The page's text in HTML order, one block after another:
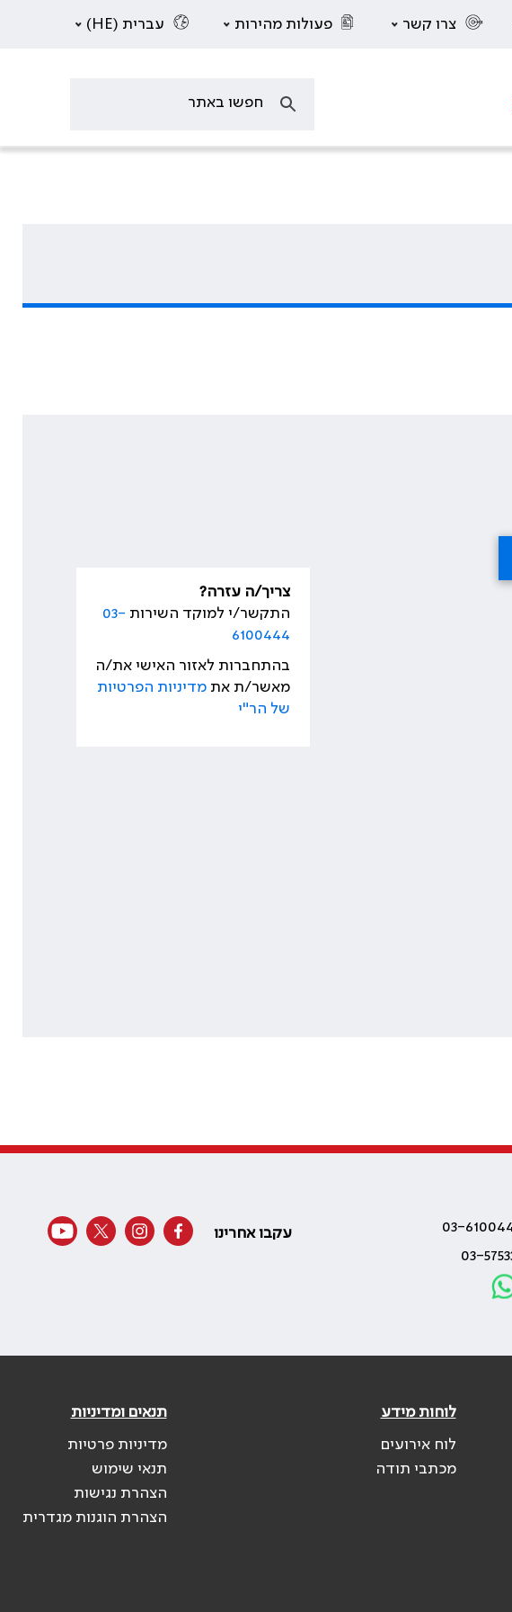
צרו קשר פעולות מהירות עברית (HE)
צריך/ה עזרה?
התקשר/י למוקד השירות 03-
6100444
בהתחברות לאזור האישי את/ה
מאשר/ת אתמדיניות הפרטיות
של הר"י
עקבו אחרינו
לוחות מידע
לוח אירועים
מכתבי תודה
תנאים ומדיניות
מדיניות פרטיות
תנאי שימוש
הצהרת נגישות
הצהרת הוגנות מגדרית